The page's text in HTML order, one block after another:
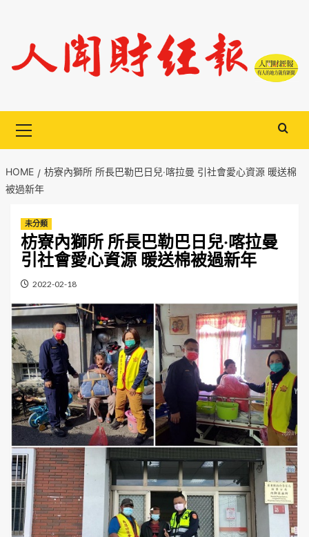
content
Menu
HOME
枋寮內獅所 所長巴勒巴日兒‧喀拉曼 引社會愛心資源 暖送棉
被過新年
未分類
枋寮內獅所 所長巴勒巴日兒‧喀拉曼
引社會愛心資源 暖送棉被過新年
2022-02-18